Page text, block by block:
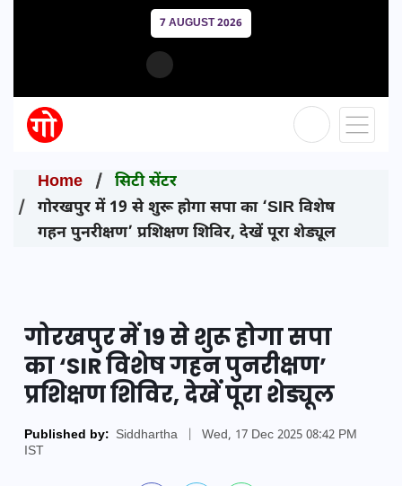
7 AUGUST 2026
Home
सिटी सेंटर
गोरखपुर में 19 से शुरू होगा सपा का ‘SIR विशेष
गहन पुनरीक्षण’ प्रशिक्षण शिविर, देखें पूरा शेड्यूल
गोरखपुर में 19 से शुरू होगा सपा
का ‘SIR विशेष गहन पुनरीक्षण’
प्रशिक्षण शिविर, देखें पूरा शेड्यूल
Published by: Siddhartha
Wed, 17 Dec 2025 08:42 PM
IST